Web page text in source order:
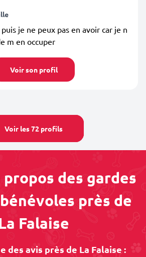
je ne peux pas en avoir car je n
m en occuper
Voir son profil
Voir les 72 profils
propos des gardes
près de
Falaise
des avis près de La Falaise :